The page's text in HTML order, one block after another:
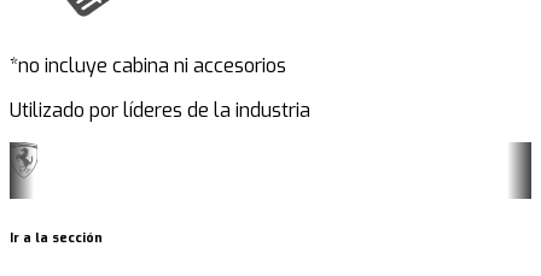
*no incluye cabina ni accesorios
Utilizado por líderes de la industria
Ir a la sección